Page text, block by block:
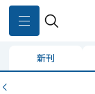
新刊
859